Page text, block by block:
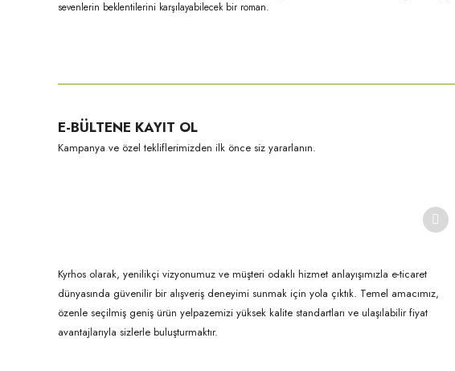
sevenlerin beklentilerini karşılayabilecek bir roman.
Ürün açıklamasında eksik bilgiler bulunuyor.
Ürün bilgilerinde hatalar bulunuyor.
E-BÜLTENE KAYIT OL
Kampanya ve özel tekliflerimizden ilk önce siz yararlanın.
Kyrhos olarak, yenilikçi vizyonumuz ve müşteri odaklı hizmet anlayışımızla e-ticaret
dünyasında güvenilir bir alışveriş deneyimi sunmak için yola çıktık. Temel amacımız,
özenle seçilmiş geniş ürün yelpazemizi yüksek kalite standartları ve ulaşılabilir fiyat
avantajlarıyla sizlerle buluşturmaktır.